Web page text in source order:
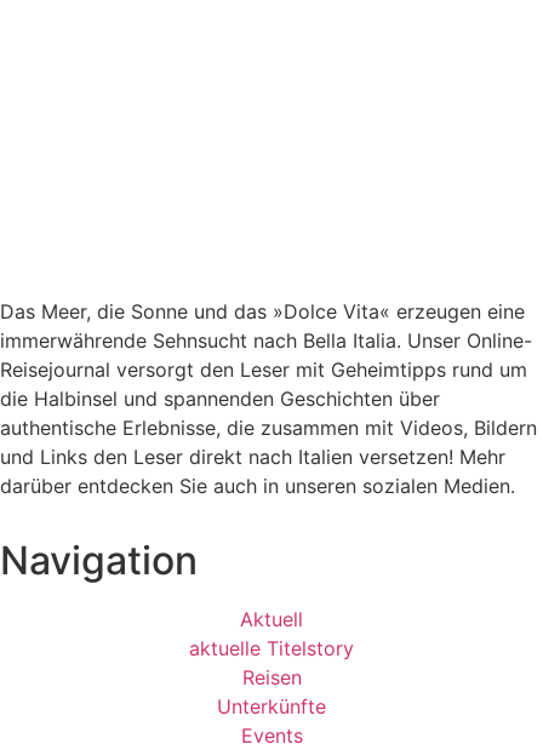
Das Meer, die Sonne und das »Dolce Vita« erzeugen eine
immerwährende Sehnsucht nach Bella Italia. Unser Online-
Reisejournal versorgt den Leser mit Geheimtipps rund um
die Halbinsel und spannenden Geschichten über
authentische Erlebnisse, die zusammen mit Videos, Bildern
und Links den Leser direkt nach Italien versetzen! Mehr
darüber entdecken Sie auch in unseren sozialen Medien.
Navigation
Aktuell
aktuelle Titelstory
Reisen
Unterkünfte
Events